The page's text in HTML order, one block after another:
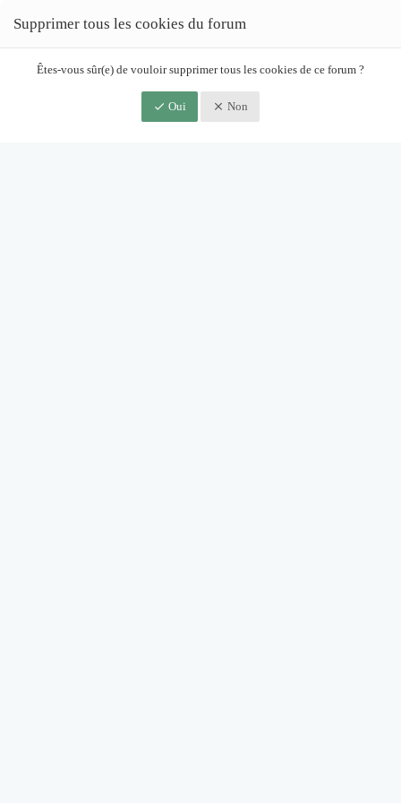
Supprimer tous les cookies du forum
Êtes-vous sûr(e) de vouloir supprimer tous les cookies de ce forum ?
Oui Non